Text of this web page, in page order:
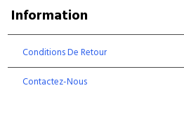
Information
Conditions De Retour
Contactez-Nous